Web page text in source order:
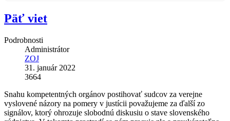
Päť viet
Podrobnosti
Administrátor
ZOJ
31. január 2022
3664
Snahu kompetentných orgánov postihovať sudcov za verejne
vyslovené názory na pomery v justícii považujeme za ďalší zo
signálov, ktorý ohrozuje slobodnú diskusiu o stave slovenského